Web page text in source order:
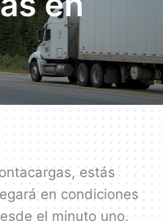
estás
en condiciones
el minuto uno.